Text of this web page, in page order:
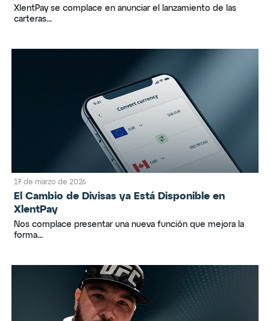
XlentPay se complace en anunciar el lanzamiento de las
carteras...
17 de marzo de 2026
El Cambio de Divisas ya Está Disponible en
XlentPay
Nos complace presentar una nueva función que mejora la
forma...